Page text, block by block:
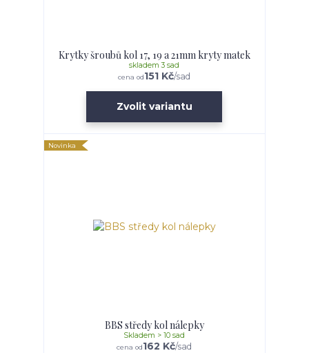
Krytky šroubů kol 17, 19 a 21mm kryty matek
cena od151 Kč/sad
skladem 3 sad
Zvolit variantu
Novinka
BBS středy kol nálepky
cena od162 Kč/sad
Skladem > 10 sad